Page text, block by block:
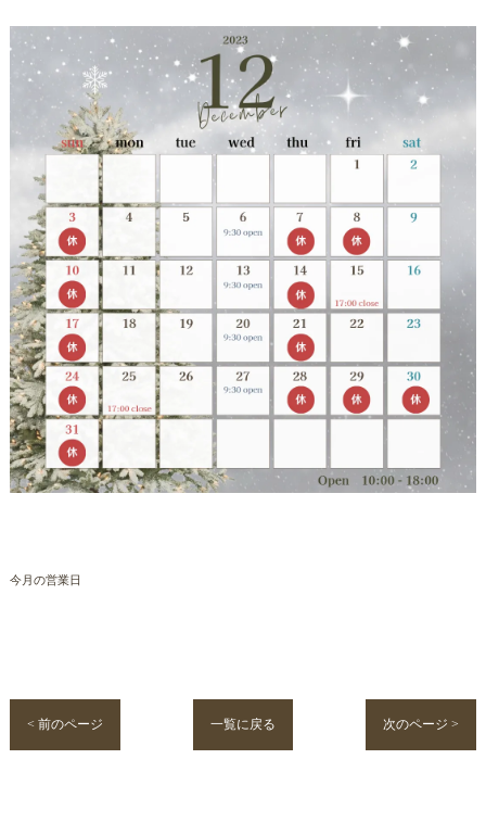
今月の営業日
< 前のページ 一覧に戻る 次のページ >